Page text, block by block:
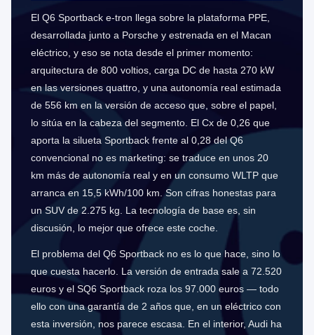
El Q6 Sportback e-tron llega sobre la plataforma PPE,
desarrollada junto a Porsche y estrenada en el Macan
eléctrico, y eso se nota desde el primer momento:
arquitectura de 800 voltios, carga DC de hasta 270 kW
en las versiones quattro, y una autonomía real estimada
de 556 km en la versión de acceso que, sobre el papel,
lo sitúa en la cabeza del segmento. El Cx de 0,26 que
aporta la silueta Sportback frente al 0,28 del Q6
convencional no es marketing: se traduce en unos 20
km más de autonomía real y en un consumo WLTP que
arranca en 15,5 kWh/100 km. Son cifras honestas para
un SUV de 2.275 kg. La tecnología de base es, sin
discusión, lo mejor que ofrece este coche.
El problema del Q6 Sportback no es lo que hace, sino lo
que cuesta hacerlo. La versión de entrada sale a 72.520
euros y el SQ6 Sportback roza los 97.000 euros — todo
ello con una garantía de 2 años que, en un eléctrico con
esta inversión, nos parece escasa. En el interior, Audi ha